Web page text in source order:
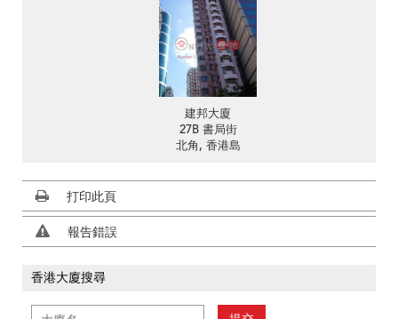
建邦大廈
27B 書局街
北角, 香港島
打印此頁
報告錯誤
香港大廈搜尋